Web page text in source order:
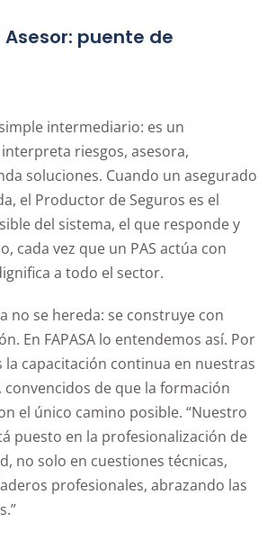
Asesor: puente de
intermediario: es un
riesgos, asesora,
soluciones. Cuando un asegurado
el Productor de Seguros es el
del sistema, el que responde y
cada vez que un PAS actúa con
a todo el sector.
no se hereda: se construye con
En FAPASA lo entendemos así. Por
la capacitación continua en nuestras
convencidos de que la formación
el único camino posible. “Nuestro
puesto en la profesionalización de
no solo en cuestiones técnicas,
profesionales, abrazando las